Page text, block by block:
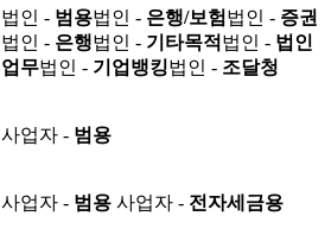
법인 - 범용법인 - 은행/보험 법인 - 증권
법인 - 은행법인 - 기타목적 법인 - 법인
업무법인 - 기업뱅킹법인 - 조달청
사업자 - 범용
사업자 - 범용 사업자 - 전자세금용